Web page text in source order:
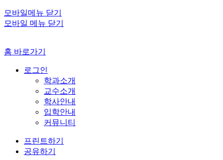
모바일메뉴 닫기
모바일 메뉴 닫기
홈 바로가기
로그인
학과소개
교수소개
학사안내
입학안내
커뮤니티
프린트하기
공유하기